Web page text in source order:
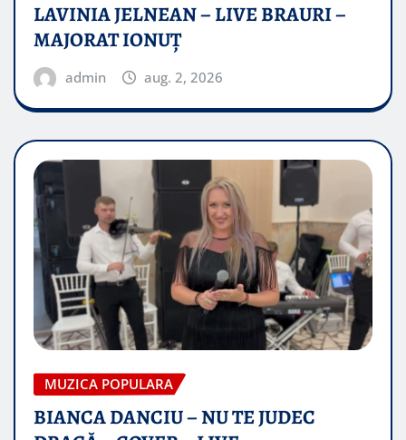
LAVINIA JELNEAN – LIVE BRAURI –
MAJORAT IONUŢ
admin aug. 2, 2026
MUZICA POPULARA
BIANCA DANCIU – NU TE JUDEC